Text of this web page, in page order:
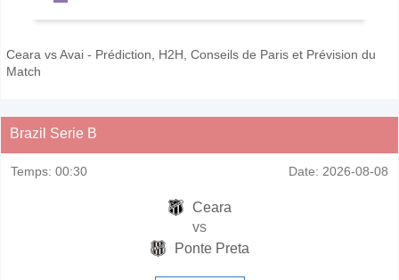
Ceara vs Avai - Prédiction, H2H, Conseils de Paris et Prévision du
Match
Brazil Serie B
Temps: 00:30 Date: 2026-08-08
Ceara
vs
Ponte Preta